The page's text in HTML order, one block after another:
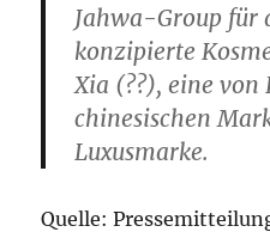
Jahwa-Group für
konzipierte
Xia (??), eine von
chinesischen
Luxusmarke.
Quelle: